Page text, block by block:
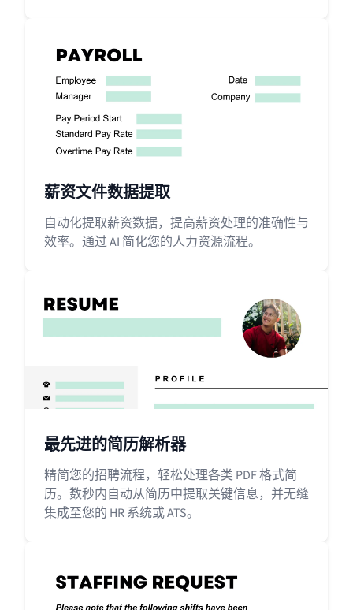
薪资文件数据提取
自动化提取薪资数据，提高薪资处理的准确性与
效率。通过 AI 简化您的人力资源流程。
最先进的简历解析器
精简您的招聘流程，轻松处理各类 PDF 格式简
历。数秒内自动从简历中提取关键信息，并无缝
集成至您的 HR 系统或 ATS。